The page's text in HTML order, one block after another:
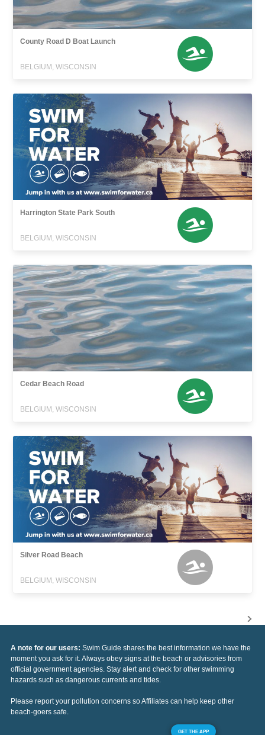
County Road D Boat Launch
BELGIUM, WISCONSIN
Harrington State Park South
BELGIUM, WISCONSIN
Cedar Beach Road
BELGIUM, WISCONSIN
Silver Road Beach
BELGIUM, WISCONSIN
A note for our users: Swim Guide shares the best information we have the
moment you ask for it. Always obey signs at the beach or advisories from
official government agencies. Stay alert and check for other swimming
hazards such as dangerous currents and tides.
Please report your pollution concerns so Affiliates can help keep other
beach-goers safe.
GET THE APP